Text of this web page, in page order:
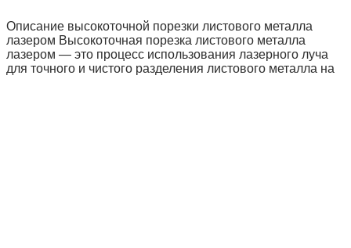
Описание высокоточной порезки листового металла
лазером Высокоточная порезка листового металла
лазером — это процесс использования лазерного луча
для точного и чистого разделения листового металла на